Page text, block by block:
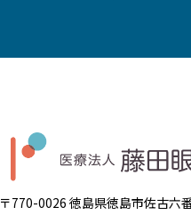
〒770-0026 徳島県徳島市佐古六